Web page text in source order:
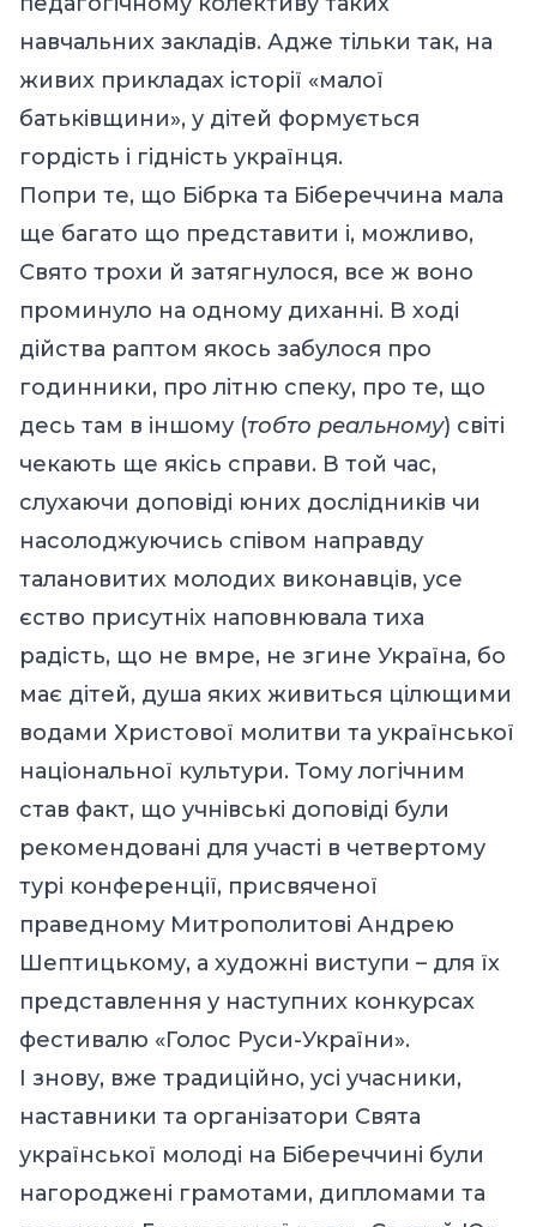
навчальних закладів. Адже тільки так, на
живих прикладах історії «малої
батьківщини», у дітей формується
гордість і гідність українця.
Попри те, що Бібрка та Бібереччина мала
ще багато що представити і, можливо,
Свято трохи й затягнулося, все ж воно
проминуло на одному диханні. В ході
дійства раптом якось забулося про
годинники, про літню спеку, про те, що
десь там в іншому (тобто реальному) світі
чекають ще якісь справи. В той час,
слухаючи доповіді юних дослідників чи
насолоджуючись співом направду
талановитих молодих виконавців, усе
єство присутніх наповнювала тиха
радість, що не вмре, не згине Україна, бо
має дітей, душа яких живиться цілющими
водами Христової молитви та української
національної культури. Тому логічним
став факт, що учнівські доповіді були
рекомендовані для участі в четвертому
турі конференції, присвяченої
праведному Митрополитові Андрею
Шептицькому, а художні виступи – для їх
представлення у наступних конкурсах
фестивалю «Голос Руси-України».
І знову, вже традиційно, усі учасники,
наставники та організатори Свята
української молоді на Бібереччині були
нагороджені грамотами, дипломами та